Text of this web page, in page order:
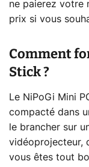
ne paierez votre
prix si vous
Comment
Stick ?
Le NiPoGi Mini
compacté dans
le brancher sur
vidéoprojecteur,
vous êtes tout